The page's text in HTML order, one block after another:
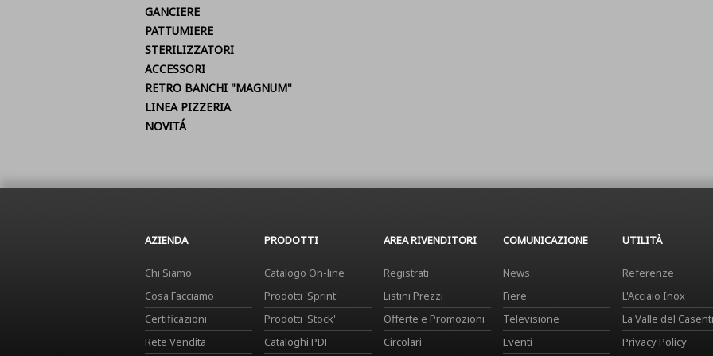
GANCIERE
PATTUMIERE
STERILIZZATORI
ACCESSORI
RETRO BANCHI "MAGNUM"
LINEA PIZZERIA
NOVITÁ
AZIENDA
Chi Siamo
Cosa Facciamo
Certificazioni
Rete Vendita
PRODOTTI
Catalogo On-line
Prodotti 'Sprint'
Prodotti 'Stock'
Cataloghi PDF
AREA RIVENDITORI
Registrati
Listini Prezzi
Offerte e Promozioni
Circolari
COMUNICAZIONE
News
Fiere
Televisione
Eventi
UTILITÀ
Referenze
L'Acciaio Inox
La Valle del
Privacy Policy